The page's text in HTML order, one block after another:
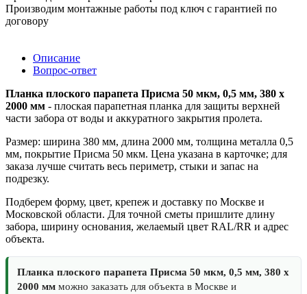
Производим монтажные работы под ключ с гарантией по
договору
Описание
Вопрос-ответ
Планка плоского парапета Присма 50 мкм, 0,5 мм, 380 x
2000 мм - плоская парапетная планка для защиты верхней
части забора от воды и аккуратного закрытия пролета.
Размер: ширина 380 мм, длина 2000 мм, толщина металла 0,5
мм, покрытие Присма 50 мкм. Цена указана в карточке; для
заказа лучше считать весь периметр, стыки и запас на
подрезку.
Подберем форму, цвет, крепеж и доставку по Москве и
Московской области. Для точной сметы пришлите длину
забора, ширину основания, желаемый цвет RAL/RR и адрес
объекта.
Планка плоского парапета Присма 50 мкм, 0,5 мм, 380 x
2000 мм можно заказать для объекта в Москве и